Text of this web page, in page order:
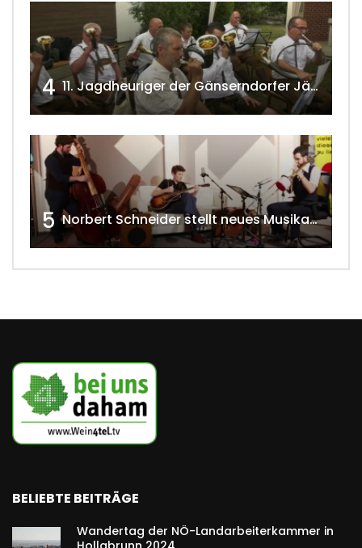
4 11. Jagdheuriger der Gänserndorfer Jäger 2020 w4tv166
5 Norbert Schneider stellt neues Musikalbum vor 2020 w4tv168
BELIEBTE BEITRÄGE
Wandertag der NÖ-Landarbeiterkammer in